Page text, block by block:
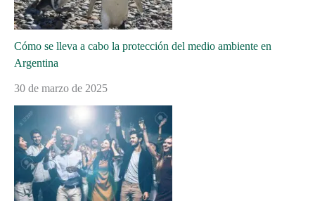
Cómo se lleva a cabo la protección del medio ambiente en
Argentina
30 de marzo de 2025